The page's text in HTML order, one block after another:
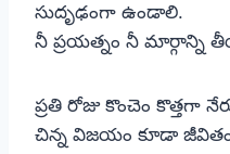
సుదృఢంగా ఉండాలి.
నీ ప్రయత్నం నీ మార్గాన్ని
ప్రతి రోజు కొంచెం కొత్తగా
చిన్న విజయం కూడా